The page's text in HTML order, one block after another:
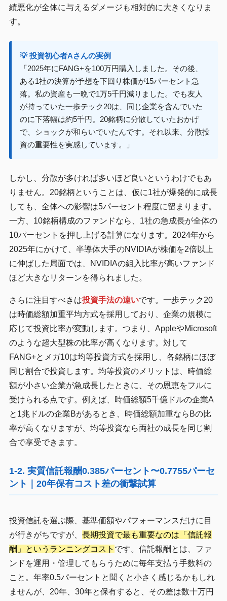
績悪化が全体に与えるダメージも相対的に大きくなりま
す。
💡 投資初心者Aさんの実例
「2025年にFANG+を100万円購入しました。その後、
ある1社の決算が予想を下回り株価が15パーセント急
落。私の資産も一晩で1万5千円減りました。でも友人
が持っていた一歩テック20は、同じ企業を含んでいた
のに下落幅は約5千円。20銘柄に分散していたおかげ
で、ショックが和らいでいたんです。それ以来、分散投
資の重要性を実感しています。」
しかし、分散が多ければ多いほど良いというわけでもあ
りません。20銘柄ということは、仮に1社が爆発的に成長
しても、全体への影響は5パーセント程度に留まります。
一方、10銘柄構成のファンドなら、1社の急成長が全体の
10パーセントを押し上げる計算になります。2024年から
2025年にかけて、半導体大手のNVIDIAが株価を2倍以上
に伸ばした局面では、NVIDIAの組入比率が高いファンド
ほど大きなリターンを得られました。
さらに注目すべきは投資手法の違いです。一歩テック20
は時価総額加重平均方式を採用しており、企業の規模に
応じて投資比率が変動します。つまり、AppleやMicrosoft
のような超大型株の比率が高くなります。対して
FANG+とメガ10は均等投資方式を採用し、各銘柄にほぼ
同じ割合で投資します。均等投資のメリットは、時価総
額が小さい企業が急成長したときに、その恩恵をフルに
受けられる点です。例えば、時価総額5千億ドルの企業A
と1兆ドルの企業Bがあるとき、時価総額加重ならBの比
率が高くなりますが、均等投資なら両社の成長を同じ割
合で享受できます。
1-2. 実質信託報酬0.385パーセント〜0.7755パーセ
ント｜20年保有コスト差の衝撃試算
投資信託を選ぶ際、基準価額やパフォーマンスだけに目
が行きがちですが、 長期投資で最も重要なのは「信託報
酬」というランニングコスト です。信託報酬とは、ファ
ンドを運用・管理してもらうために毎年支払う手数料の
こと。年率0.5パーセントと聞くと小さく感じるかもしれ
ませんが、20年、30年と保有すると、その差は数十万円